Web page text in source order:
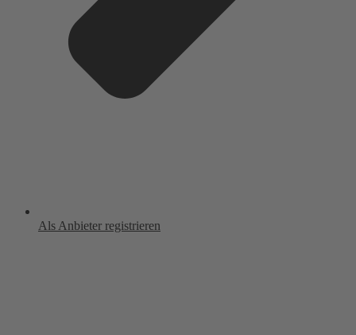
Als Anbieter registrieren